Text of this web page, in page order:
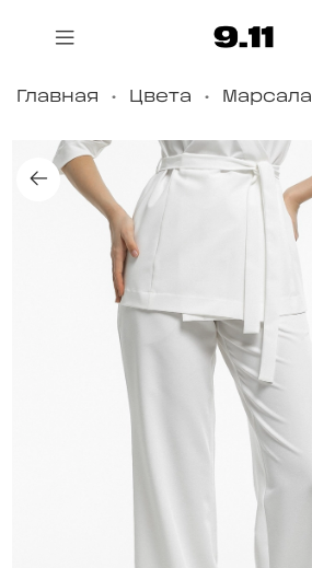
Главная Цвета Марсала